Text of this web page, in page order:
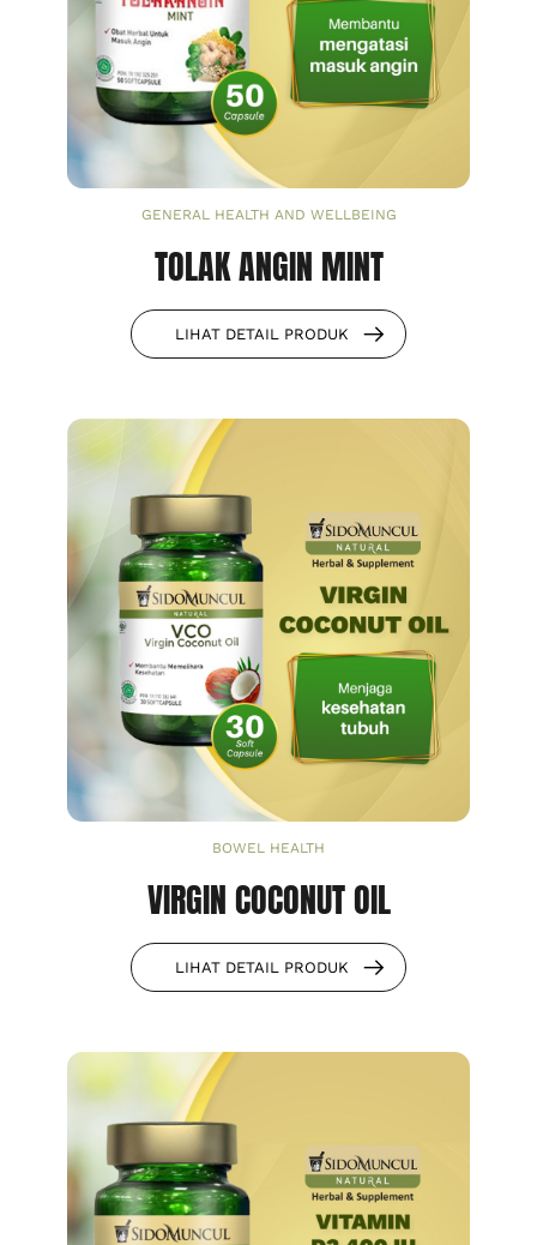
GENERAL HEALTH AND WELLBEING
TOLAK ANGIN MINT
LIHAT DETAIL PRODUK
BOWEL HEALTH
VIRGIN COCONUT OIL
LIHAT DETAIL PRODUK